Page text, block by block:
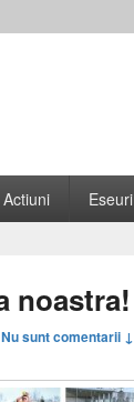
Actiuni Eseuri
noastra!
Nu sunt comentarii ↓